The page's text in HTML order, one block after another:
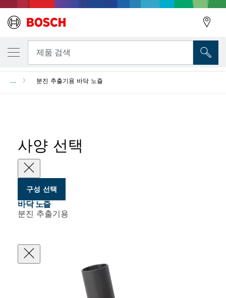
제품 검색
... 분진 추출기용 바닥 노즐
사양 선택
구성 선택
바닥 노즐
분진 추출기용
선택한 변형
바닥 노즐